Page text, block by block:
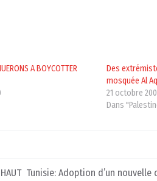
A BOYCOTTER
Des
mosquée Al
21 octobre
Dans
Tunisie: Adoption d’un